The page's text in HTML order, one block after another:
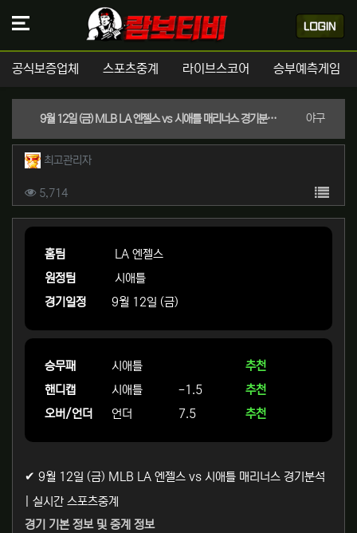
공식보증업체 스포츠중계 라이브스코어 승부예측게임
9월 12일 (금) MLB LA 엔젤스 vs 시애틀 매리너스 경기분석 | 실시간 스포츠중계 야구분류
작성자 정보
최고관리자작성
컨텐츠 정보
5,714조회 목록
본문
홈팀
LA 엔젤스
원정팀
시애틀
경기일정
9월 12일 (금)
승무패 시애틀
추천
핸디캡
시애틀 -1.5
추천
오버/언더
언더 7.5 추천
✔ 9월 12일 (금) MLB LA 엔젤스 vs 시애틀 매리너스 경기분석
| 실시간 스포츠중계
경기 기본 정보 및 중계 정보